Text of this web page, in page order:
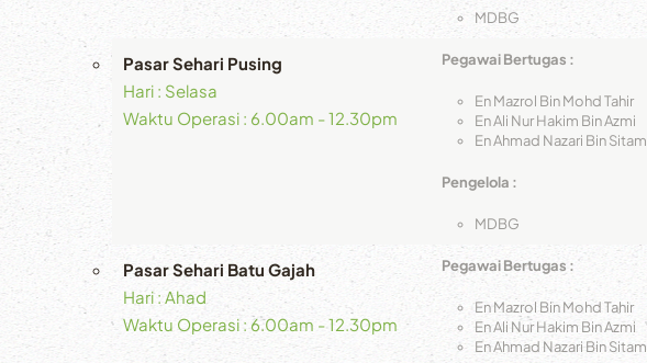
MDBG
Pasar Sehari Pusing
Hari : Selasa
Waktu Operasi : 6.00am - 12.30pm
Pegawai Bertugas :
En Mazrol Bin Mohd Tahir
En Ali Nur Hakim Bin Azmi
En Ahmad Nazari Bin Sitam
Pengelola :
MDBG
Pasar Sehari Batu Gajah
Hari : Ahad
Waktu Operasi : 6.00am - 12.30pm
Pegawai Bertugas :
En Mazrol Bin Mohd Tahir
En Ali Nur Hakim Bin Azmi
En Ahmad Nazari Bin Sitam